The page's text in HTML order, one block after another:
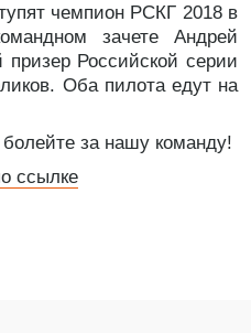
чемпион РСКГ 2018 в
зачете Андрей
Российской серии
Оба пилота едут на
за нашу команду!
ссылке